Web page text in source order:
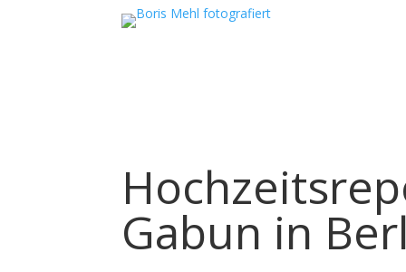
Gabun in